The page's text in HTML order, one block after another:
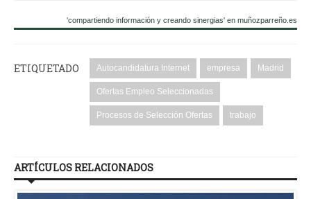
'compartiendo información y creando sinergias' en muñozparreño.es
ETIQUETADO Autocandidatura Internet empresa Madrid
Ofertas Empleo Seleccionadas
Procesos de Selección Ofertas trabajo
ARTÍCULOS RELACIONADOS